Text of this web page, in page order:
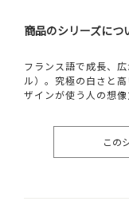
商品のシリーズにつ
フランス語で成長、
ル）。究極の白さと
ザインが使う人の想像
この